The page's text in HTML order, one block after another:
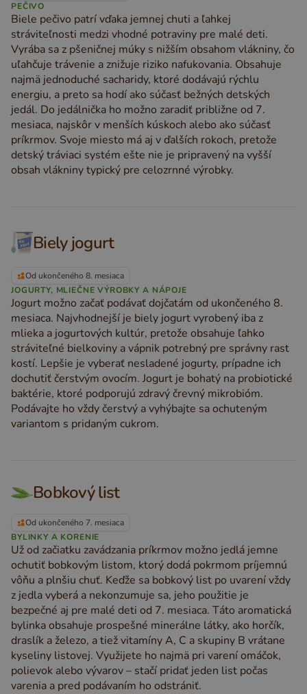
PEČIVO
Biele pečivo patrí vďaka jemnej chuti a ľahkej
stráviteľnosti medzi vhodné potraviny pre malé deti.
Vyrába sa z pšeničnej múky s nižším obsahom vlákniny, čo
uľahčuje trávenie a znižuje riziko nafukovania. Obsahuje
najmä jednoduché sacharidy, ktoré dodávajú rýchlu
energiu, a preto sa hodí ako súčasť bežných detských
jedál. Do jedálnička ho možno zaradiť približne od 7.
mesiaca, najskôr v menších kúskoch alebo ako súčasť
príkrmov. Svoje miesto má aj v ďalších rokoch, pretože
detský tráviaci systém ešte nie je pripravený na vyšší
obsah vlákniny typický pre celozrnné výrobky.
Biely jogurt
Od ukončeného 8. mesiaca
JOGURTY, MLIEČNE VÝROBKY A NÁPOJE
Jogurt možno začať podávať dojčatám od ukončeného 8.
mesiaca. Najvhodnejší je biely jogurt vyrobený iba z
mlieka a jogurtových kultúr, pretože obsahuje ľahko
stráviteľné bielkoviny a vápnik potrebný pre správny rast
kostí. Lepšie je vyberať nesladené jogurty, prípadne ich
dochutiť čerstvým ovocím. Jogurt je bohatý na probiotické
baktérie, ktoré podporujú zdravý črevný mikrobióm.
Podávajte ho vždy čerstvý a vyhýbajte sa ochuteným
variantom s pridaným cukrom.
Bobkový list
Od ukončeného 7. mesiaca
BYLINKY A KORENIE
Už od začiatku zavádzania príkrmov možno jedlá jemne
ochutiť bobkovým listom, ktorý dodá pokrmom príjemnú
vôňu a plnšiu chuť. Keďže sa bobkový list po uvarení vždy
z jedla vyberá a nekonzumuje sa, jeho použitie je
bezpečné aj pre malé deti od 7. mesiaca. Táto aromatická
bylinka obsahuje prospešné minerálne látky, ako horčík,
draslík a železo, a tiež vitamíny A, C a skupiny B vrátane
kyseliny listovej. Využijete ho najmä pri varení omáčok,
polievok alebo vývarov – stačí pridať jeden list počas
varenia a pred podávaním ho odstrániť.